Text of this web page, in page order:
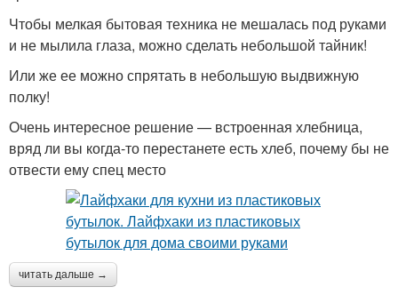
Чтобы мелкая бытовая техника не мешалась под руками
и не мылила глаза, можно сделать небольшой тайник!
Или же ее можно спрятать в небольшую выдвижную
полку!
Очень интересное решение — встроенная хлебница,
вряд ли вы когда-то перестанете есть хлеб, почему бы не
отвести ему спец место
читать дальше →